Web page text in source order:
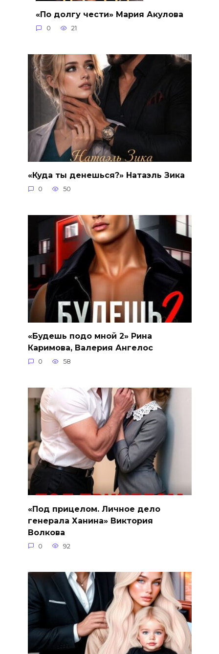
«По долгу чести» Мария Акулова
0 21
«Куда ты денешься?» Натаэль Зика
0 50
«Будешь подо мной 2» Рина
Каримова, Валерия Ангелос
0 58
«Под прицелом. Личное дело
генерала Ханина» Виктория
Волкова
0 92